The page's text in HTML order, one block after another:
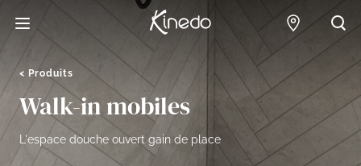
Points de
Produits
Walk-in mobiles
L'espace douche ouvert gain de place